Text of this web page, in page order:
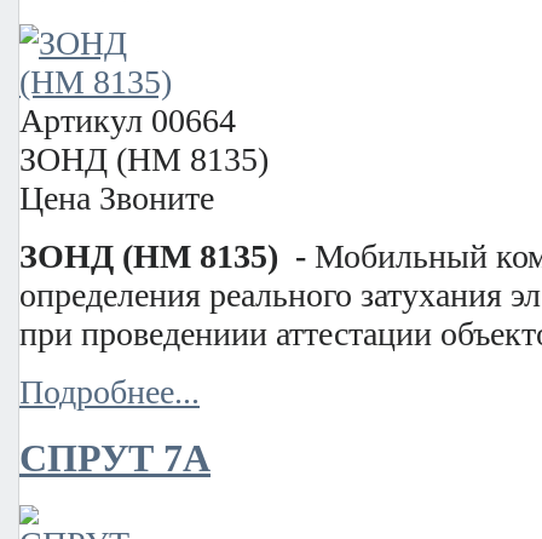
Артикул 00664
ЗОНД (HM 8135)
Цена Звоните
ЗОНД (HM 8135) - Мобильный
определения реального затухания
при проведениии аттестации
Подробнее...
СПРУТ 7А